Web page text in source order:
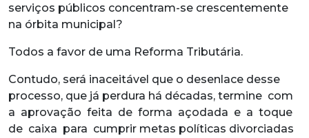
serviços públicos concentram-se crescentemente
na órbita municipal?
Todos a favor de uma Reforma Tributária.
Contudo, será inaceitável que o desenlace desse
processo, que já perdura há décadas, termine com
a aprovação feita de forma açodada e a toque
de caixa para cumprir metas políticas divorciadas